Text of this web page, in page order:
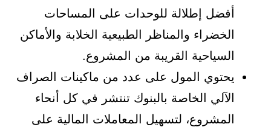
أفضل إطلالة للوحدات على المساحات
الخضراء والمناظر الطبيعية الخلابة والأماكن
السياحية القريبة من المشروع.
يحتوي المول على عدد من ماكينات الصراف
الآلي الخاصة بالبنوك تنتشر في كل أنحاء
المشروع، لتسهيل المعاملات المالية على